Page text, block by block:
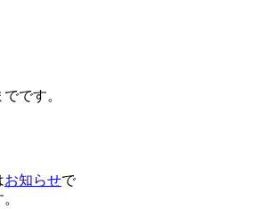
です。
お知らせで